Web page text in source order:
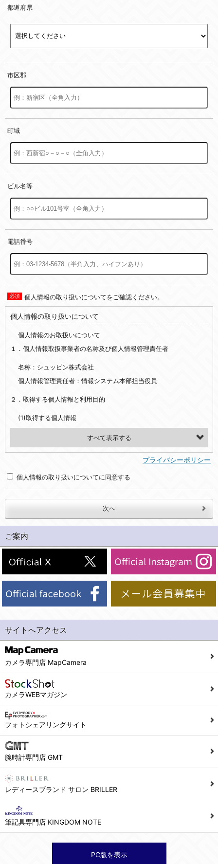
都道府県
市区郡
町域
ビル名等
電話番号
個人情報の取り扱いについてをご確認ください。
個人情報の取り扱いについて
個人情報のお取扱いについて
１．個人情報取扱事業者の名称及び個人情報管理責任者
名称：シュッピン株式会社
個人情報管理責任者：情報システム本部担当役員
２．取得する個人情報と利用目的
(1)取得する個人情報
(2)利用目的
・お問合せへの対応のため
(2)法令等により開示を求められた場合。
(5)業務を円滑に進めるために、外部業者に個人データの一部又は全部の処理を委託する場合（ただし、委託する場合は委託した個人データの安全管理が図られるように、委託先に対する必要かつ適切な監督を行ないます）。
当社への個人情報の提供はお客様の任意ですが、必要な個人情報をご提供いただけない場合、当社のサービス等が利用できない場合がありますのでご了承下さい。
５．ご本人が容易に知覚できない方法による個人情報の取得
６．個人情報に関するお問合せ対応
(1)当社は、当社の保有する個人データに関し、ご本人から利用目的の通知，開示，内容の訂正，追加又は削除，利用の停止，消去及び第三者への提供の停止の請求などがあれば、ご本人の確認をさせていただいた上で、速やかに対応します。また当社の個人情報の取り扱いに関するご質問、ご相談にも対応いたします。尚、シュッピン会員のお客様は、当社が保有する個人データの削除を要求する権利があります。
(2)当社の個人情報に関するお問合せは、以下の窓口で承ります。お問合せの内容により必要な書類提出や質問へのご回答をお願いすることがあります。
シュッピン株式会社 個人情報相談窓口
Mail：privacy@syuppin.com (受付)
プライバシーポリシー
個人情報の取り扱いについてに同意する
ご案内
サイトへアクセス
カメラ専門店 MapCamera
カメラWEBマガジン
フォトシェアリングサイト
腕時計専門店 GMT
レディースブランド サロン BRILLER
筆記具専門店 KINGDOM NOTE
PC版を表示